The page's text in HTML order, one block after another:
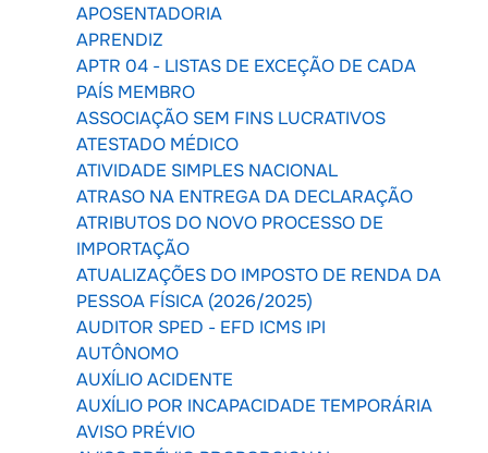
APOSENTADORIA
APRENDIZ
APTR 04 - LISTAS DE EXCEÇÃO DE CADA
PAÍS MEMBRO
ASSOCIAÇÃO SEM FINS LUCRATIVOS
ATESTADO MÉDICO
ATIVIDADE SIMPLES NACIONAL
ATRASO NA ENTREGA DA DECLARAÇÃO
ATRIBUTOS DO NOVO PROCESSO DE
IMPORTAÇÃO
ATUALIZAÇÕES DO IMPOSTO DE RENDA DA
PESSOA FÍSICA (2026/2025)
AUDITOR SPED - EFD ICMS IPI
AUTÔNOMO
AUXÍLIO ACIDENTE
AUXÍLIO POR INCAPACIDADE TEMPORÁRIA
AVISO PRÉVIO